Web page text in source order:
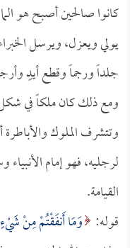
كانوا صالحين أصبح هو
يولي ويعزل، ويرسل
جلداً ورجماً وقطع أيدٍ
ومع ذلك كان ملكاً في
وتتشرف الملوك
لرجليه، فهو إمام
القيامة.
قوله: وَمَا أَنفَقْتُمْ مِنْ